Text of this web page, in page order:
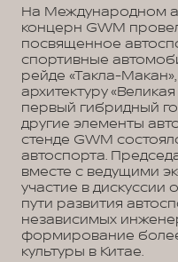
На Международном
концерн GWM
посвященное
спортивные
рейде «Такла-
архитектуру
первый гибридный
другие элементы
стенде GWM
автоспорта.
вместе с ведущими
участие в
пути развития
независимых
формирование
культуры в Китае.